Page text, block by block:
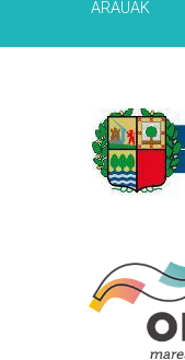
ARAUAK